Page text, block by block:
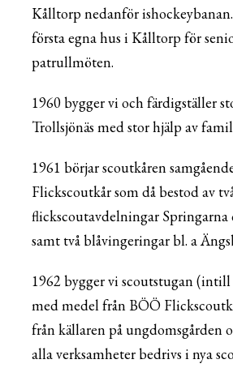
Kålltorp nedanför
första egna hus i Kålltorp för
patrullmöten.
1960 bygger vi och färdigställer
Trollsjönäs med stor hjälp av
1961 börjar scoutkåren
Flickscoutkår som då bestod av
flickscoutavdelningar Springarna
samt två blåvingeringar bl. a
1962 bygger vi scoutstugan
med medel från BÖÖ
från källaren på ungdomsgården
alla verksamheter bedrivs i nya